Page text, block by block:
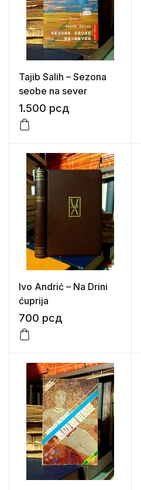
Tajib Salih – Sezona
seobe na sever
1.500 рсд
Ivo Andrić – Na Drini
ćuprija
700 рсд